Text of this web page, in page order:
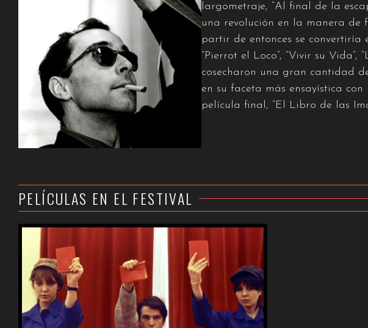
largometraje, “Al final de la
una revolución en la manera de
partir de entonces se convertiría
“Pierrot el Loco”, “Vivir su Vida”,
cosecharon una gran cantidad
en su faceta más ensayística con
película final, “El Libro de las
PELÍCULAS EN EL FESTIVAL